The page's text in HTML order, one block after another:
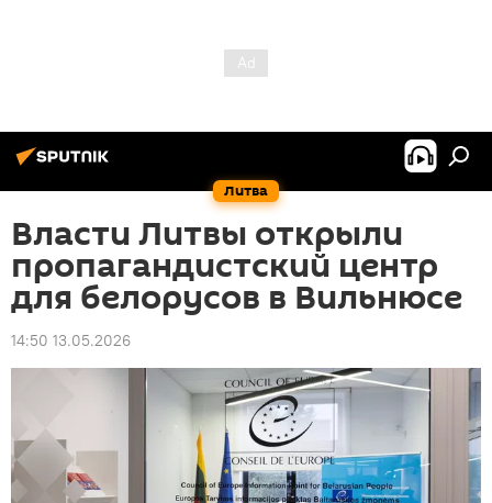
Литва
Власти Литвы открыли
пропагандистский центр
для белорусов в Вильнюсе
14:50 13.05.2026